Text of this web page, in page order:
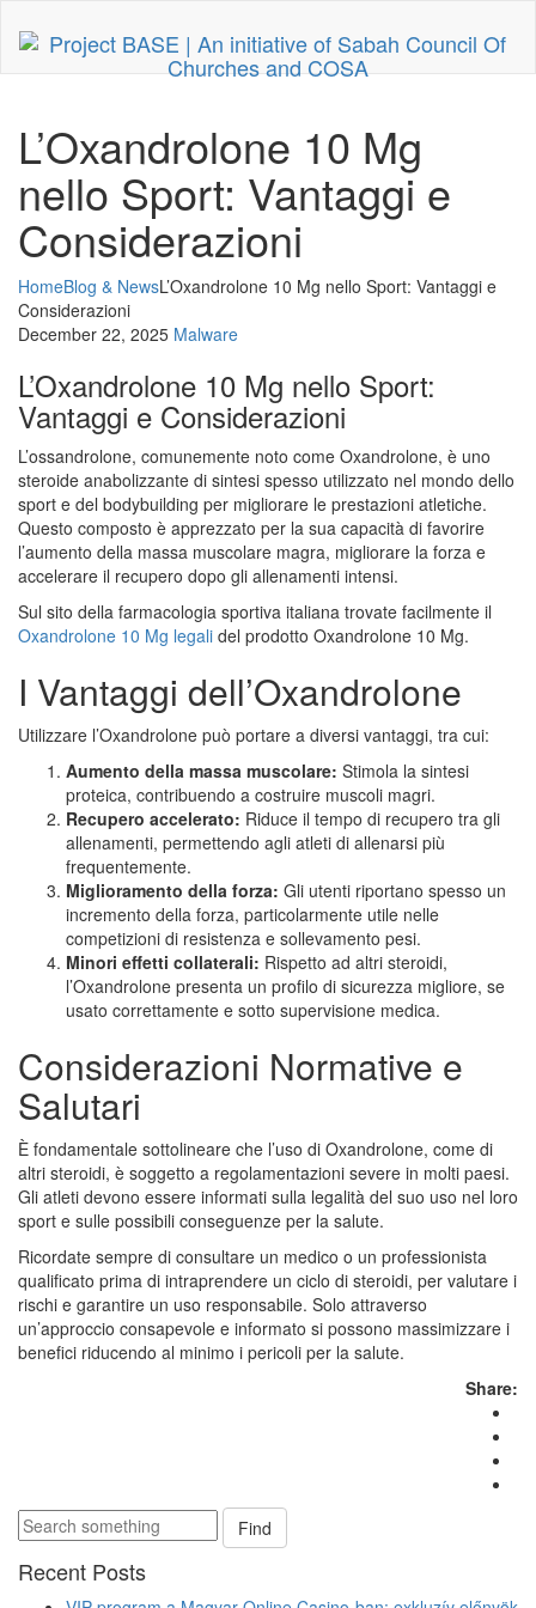
L’Oxandrolone 10 Mg
nello Sport: Vantaggi e
Considerazioni
HomeBlog & NewsL’Oxandrolone 10 Mg nello Sport: Vantaggi e
Considerazioni
December 22, 2025 Malware
L’Oxandrolone 10 Mg nello Sport:
Vantaggi e Considerazioni
L’ossandrolone, comunemente noto come Oxandrolone, è uno
steroide anabolizzante di sintesi spesso utilizzato nel mondo dello
sport e del bodybuilding per migliorare le prestazioni atletiche.
Questo composto è apprezzato per la sua capacità di favorire
l’aumento della massa muscolare magra, migliorare la forza e
accelerare il recupero dopo gli allenamenti intensi.
Sul sito della farmacologia sportiva italiana trovate facilmente il
Oxandrolone 10 Mg legali del prodotto Oxandrolone 10 Mg.
I Vantaggi dell’Oxandrolone
Utilizzare l’Oxandrolone può portare a diversi vantaggi, tra cui:
Aumento della massa muscolare: Stimola la sintesi
proteica, contribuendo a costruire muscoli magri.
Recupero accelerato: Riduce il tempo di recupero tra gli
allenamenti, permettendo agli atleti di allenarsi più
frequentemente.
Miglioramento della forza: Gli utenti riportano spesso un
incremento della forza, particolarmente utile nelle
competizioni di resistenza e sollevamento pesi.
Minori effetti collaterali: Rispetto ad altri steroidi,
l’Oxandrolone presenta un profilo di sicurezza migliore, se
usato correttamente e sotto supervisione medica.
Considerazioni Normative e
Salutari
È fondamentale sottolineare che l’uso di Oxandrolone, come di
altri steroidi, è soggetto a regolamentazioni severe in molti paesi.
Gli atleti devono essere informati sulla legalità del suo uso nel loro
sport e sulle possibili conseguenze per la salute.
Ricordate sempre di consultare un medico o un professionista
qualificato prima di intraprendere un ciclo di steroidi, per valutare i
rischi e garantire un uso responsabile. Solo attraverso
un’approccio consapevole e informato si possono massimizzare i
benefici riducendo al minimo i pericoli per la salute.
Share:
Find
Recent Posts